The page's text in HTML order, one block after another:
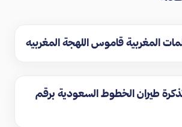
المغربية قاموس اللهجة المغربيه
طيران الخطوط السعودية برقم